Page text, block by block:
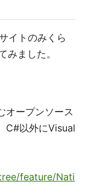
イトのみくら
みました。
オープンソース
C#以外にVisual
feature/Nati